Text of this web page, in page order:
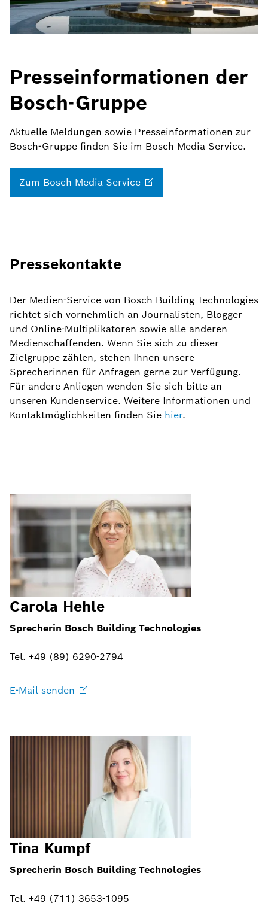
Presseinformationen der
Bosch-Gruppe
Aktuelle Meldungen sowie Presseinformationen zur
Bosch-Gruppe finden Sie im Bosch Media Service.
Zum Bosch Media Service
Pressekontakte
Der Medien-Service von Bosch Building Technologies
richtet sich vornehmlich an Journalisten, Blogger
und Online-Multiplikatoren sowie alle anderen
Medienschaffenden. Wenn Sie sich zu dieser
Zielgruppe zählen, stehen Ihnen unsere
Sprecherinnen für Anfragen gerne zur Verfügung.
Für andere Anliegen wenden Sie sich bitte an
unseren Kundenservice. Weitere Informationen und
Kontaktmöglichkeiten finden Sie hier.
Carola Hehle
Sprecherin Bosch Building Technologies
Tel. +49 (89) 6290-2794
E-Mail senden
Tina Kumpf
Sprecherin Bosch Building Technologies
Tel. +49 (711) 3653-1095